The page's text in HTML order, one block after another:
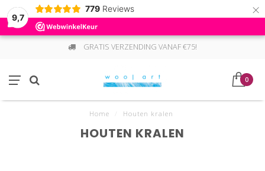
9,7
779 Reviews ×
GRATIS VERZENDING VANAF €75!
0
Home Houten kralen
HOUTEN KRALEN